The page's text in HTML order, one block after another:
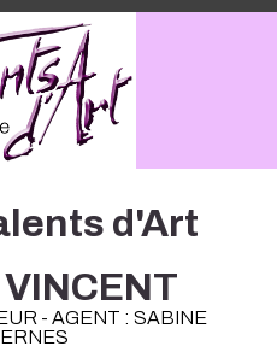
d'Art
VINCENT
- AGENT : SABINE